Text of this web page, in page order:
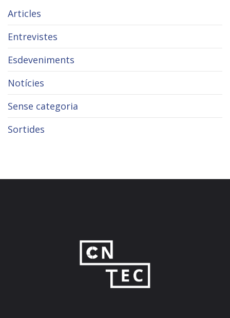
Articles
Entrevistes
Esdeveniments
Notícies
Sense categoria
Sortides